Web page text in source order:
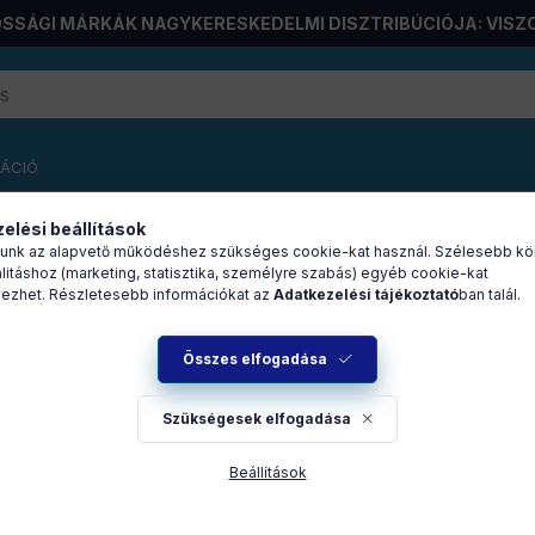
MÁRKÁK NAGYKERESKEDELMI DISZTRIBÚCIÓJA:
– többfunkciós
és az
árak megtekintéséhez
beállítások
az alapvető működéshez szükséges cookie-kat használ. Szélesebb
(marketing, statisztika, személyre szabás) egyéb cookie-kat
Részletesebb információkat az Adatkezelési tájékoztatóban talál.
Összes elfogadása
Szükségesek elfogadása
Beállítások